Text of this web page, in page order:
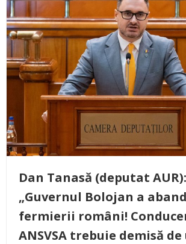
Dan Tanasă (deputat AUR):
„Guvernul Bolojan a
fermierii români!
ANSVSA trebuie demisă